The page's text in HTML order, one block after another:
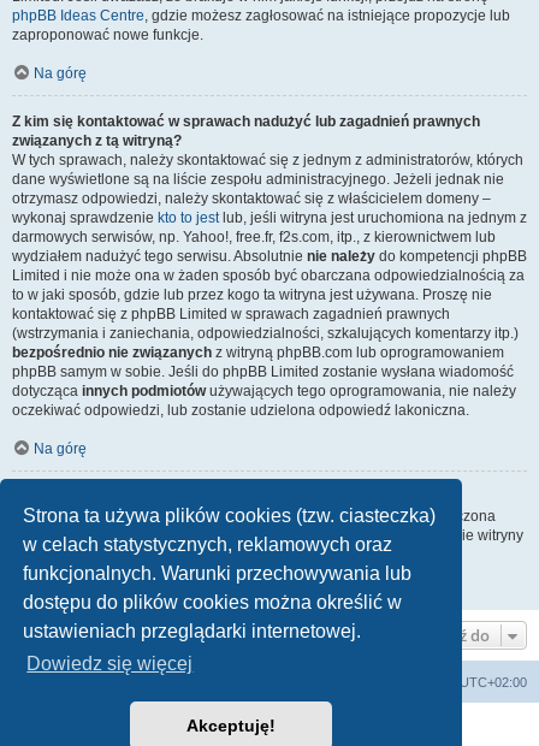
Strona ta używa plików cookies (tzw. ciasteczka)
w celach statystycznych, reklamowych oraz
funkcjonalnych. Warunki przechowywania lub
dostępu do plików cookies można określić w
ustawieniach przeglądarki internetowej.
Dowiedz się więcej
Akceptuję!
phpBB Ideas Centre, gdzie możesz zagłosować na istniejące propozycje lub
zaproponować nowe funkcje.
Na górę
Z kim się kontaktować w sprawach nadużyć lub zagadnień prawnych
związanych z tą witryną?
W tych sprawach, należy skontaktować się z jednym z administratorów, których
dane wyświetlone są na liście zespołu administracyjnego. Jeżeli jednak nie
otrzymasz odpowiedzi, należy skontaktować się z właścicielem domeny –
wykonaj sprawdzenie kto to jestlub, jeśli witryna jest uruchomiona na jednym z
darmowych serwisów, np. Yahoo!, free.fr, f2s.com, itp., z kierownictwem lub
wydziałem nadużyć tego serwisu. Absolutnie nie należy do kompetencji phpBB
Limited i nie może ona w żaden sposób być obarczana odpowiedzialnością za
to w jaki sposób, gdzie lub przez kogo ta witryna jest używana. Proszę nie
kontaktować się z phpBB Limited w sprawach zagadnień prawnych
(wstrzymania i zaniechania, odpowiedzialności, szkalujących komentarzy itp.)
bezpośrednio nie związanych z witryną phpBB.com lub oprogramowaniem
phpBB samym w sobie. Jeśli do phpBB Limited zostanie wysłana wiadomość
dotycząca innych podmiotówużywających tego oprogramowania, nie należy
oczekiwać odpowiedzi, lub zostanie udzielona odpowiedź lakoniczna.
Na górę
Wszyscy użytkownicy witryny mogą używać – jeśli funkcja ta jest włączona
przez administratora witryny – formularza „Kontakt z nami”. Członkowie witryny
mogą także używać odnośnika „Zespół administracyjny”.
Na górę
Przejdź do
UTC+02:00
Technologię dostarczaphpBB® Forum Software © phpBB Limited